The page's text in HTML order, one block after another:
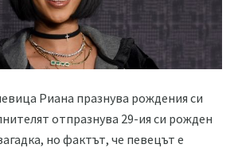
Риана празнува рождения си
отпразнува 29-ия си рожден
но фактът, че певецът е